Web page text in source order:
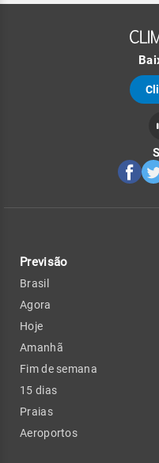
Previsão
Brasil
Agora
Hoje
Amanhã
Fim de semana
15 dias
Praias
Aeroportos